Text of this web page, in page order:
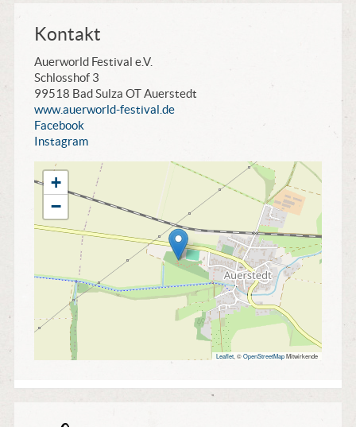
Kontakt
Auerworld Festival e.V.
Schlosshof 3
99518 Bad Sulza OT Auerstedt
www.auerworld-festival.de
Facebook
Instagram
+
−
Leaflet , ©OpenStreetMapMitwirkende